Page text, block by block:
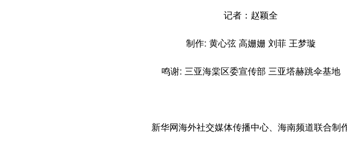
记者：赵颖全
制作: 黄心弦 高姗姗 刘菲 王梦璇
鸣谢: 三亚海棠区委宣传部 三亚塔赫跳伞基地
新华网海外社交媒体传播中心、海南频道联合制